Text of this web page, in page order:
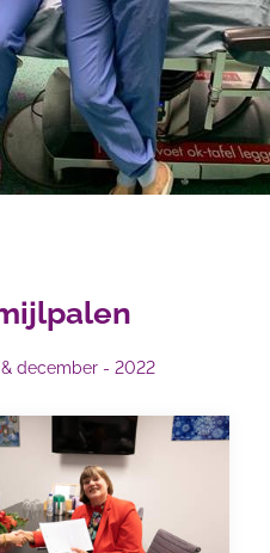
december - 2022